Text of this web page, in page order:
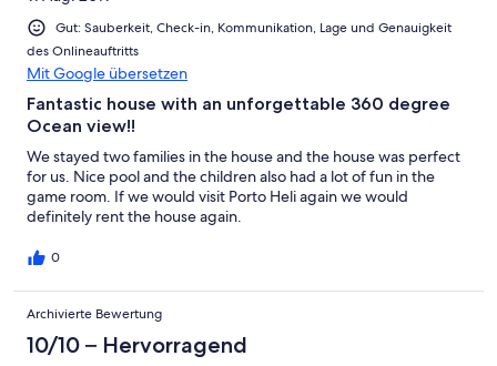
Drougas bakery were a favourite.
Gut: Sauberkeit, Check-in, Kommunikation, Lage und Genauigkeit
des Onlineauftritts
Mit Google übersetzen
Fantastic house with an unforgettable 360 degree
Ocean view!!
We stayed two families in the house and the house was perfect
for us. Nice pool and the children also had a lot of fun in the
game room. If we would visit Porto Heli again we would
definitely rent the house again.
0
Archivierte Bewertung
10/10 – Hervorragend